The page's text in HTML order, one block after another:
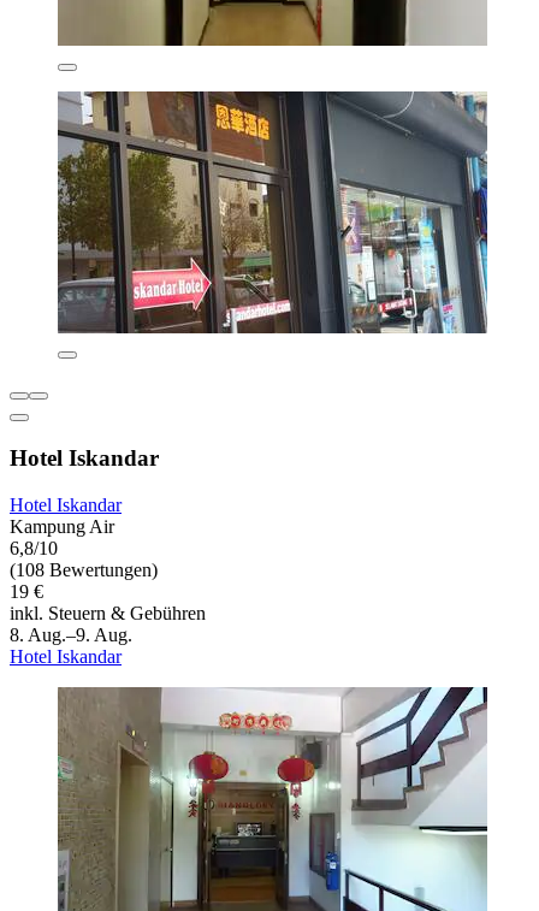
Hotel Iskandar
Hotel Iskandar
Kampung Air
6,8/10
(108 Bewertungen)
19 €
inkl. Steuern & Gebühren
8. Aug.–9. Aug.
Hotel Iskandar